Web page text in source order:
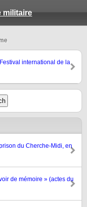
militaire
international de la
du Cherche-Midi, en
de mémoire » (actes du